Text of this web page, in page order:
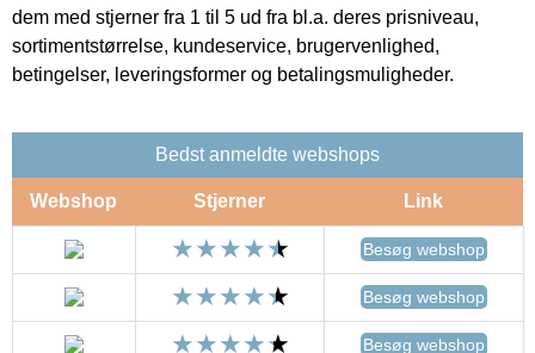
dem med stjerner fra 1 til 5 ud fra bl.a. deres prisniveau,
sortimentstørrelse, kundeservice, brugervenlighed,
betingelser, leveringsformer og betalingsmuligheder.
Bedst anmeldte webshops
Webshop Stjerner Link
Besøg webshop
Besøg webshop
Besøg webshop